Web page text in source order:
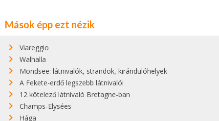
Mások épp ezt nézik
Viareggio
Walhalla
Mondsee: látnivalók, strandok, kirándulóhelyek
A Fekete-erdő legszebb látnivalói
12 kötelező látnivaló Bretagne-ban
Champs-Elysées
Hága